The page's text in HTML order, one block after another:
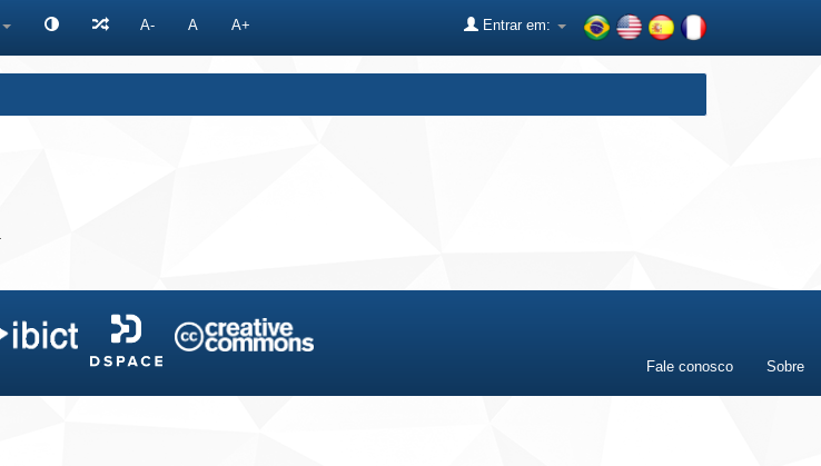
A- A A+ Entrar em:
Fale conosco Sobre